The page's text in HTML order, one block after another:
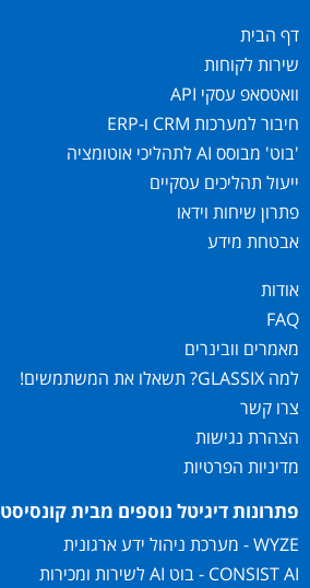
דף הבית
שירות לקוחות
וואטסאפ עסקי API
חיבור למערכות CRM ו-ERP
'בוט' מבוסס AI לתהליכי אוטומציה
ייעול תהליכים עסקיים
פתרון שיחות וידאו
אבטחת מידע
אודות
FAQ
מאמרים וובינרים
למה GLASSIX? תשאלו את המשתמשים!
צרו קשר
הצהרת נגישות
מדיניות הפרטיות
פתרונות דיגיטל נוספים מבית קונסיסט
WYZE - מערכת ניהול ידע ארגונית
CONSIST AI - בוט AI לשירות ומכירות